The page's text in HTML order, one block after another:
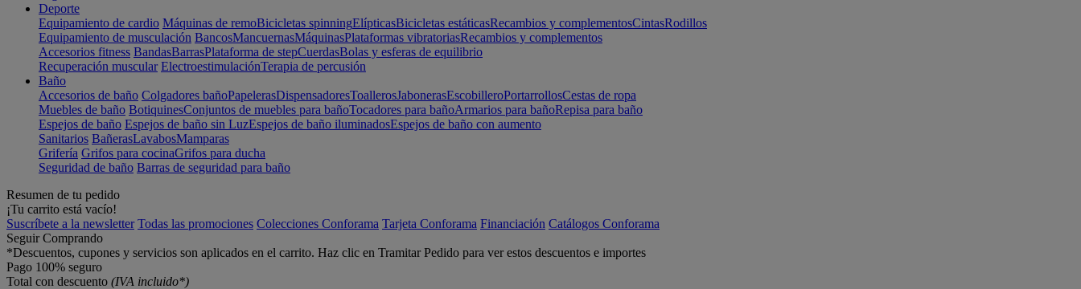
Deporte
Equipamiento de cardio Máquinas de remoBicicletas spinningElípticasBicicletas estáticasRecambios y complementosCintasRodillos
Equipamiento de musculación BancosMancuernasMáquinasPlataformas vibratoriasRecambios y complementos
Accesorios fitness BandasBarrasPlataforma de stepCuerdasBolas y esferas de equilibrio
Recuperación muscular ElectroestimulaciónTerapia de percusión
Baño
Accesorios de baño Colgadores bañoPapelerasDispensadoresToallerosJabonerasEscobilleroPortarrollosCestas de ropa
Muebles de baño BotiquinesConjuntos de muebles para bañoTocadores para bañoArmarios para bañoRepisa para baño
Espejos de baño Espejos de baño sin LuzEspejos de baño iluminadosEspejos de baño con aumento
Sanitarios BañerasLavabosMamparas
Grifería Grifos para cocinaGrifos para ducha
Seguridad de baño Barras de seguridad para baño
Resumen de tu pedido
¡Tu carrito está vacío!
Suscríbete a la newsletter Todas las promociones Colecciones Conforama Tarjeta Conforama Financiación Catálogos Conforama
Seguir Comprando
*Descuentos, cupones y servicios son aplicados en el carrito. Haz clic en Tramitar Pedido para ver estos descuentos e importes
Pago 100% seguro
Total con descuento (IVA incluido*)